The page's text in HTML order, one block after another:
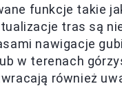
funkcje takie
tras są
nawigacje
w terenach
również